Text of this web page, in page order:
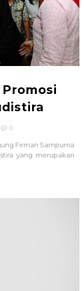
0
Firman Sampurna
yang merupakan